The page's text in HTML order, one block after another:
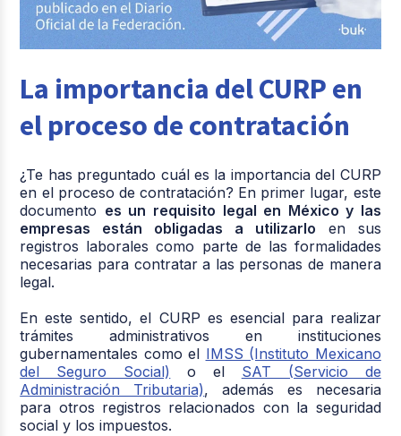
La importancia del CURP en
el proceso de contratación
¿Te has preguntado cuál es la importancia del CURP
en el proceso de contratación? En primer lugar, este
documento es un requisito legal en México y las
empresas están obligadas a utilizarlo en sus
registros laborales como parte de las formalidades
necesarias para contratar a las personas de manera
legal.
En este sentido, el CURP es esencial para realizar
trámites administrativos en instituciones
gubernamentales como el IMSS (Instituto Mexicano
del Seguro Social)
o el SAT (Servicio de
Administración Tributaria), además es necesaria
para otros registros relacionados con la seguridad
social y los impuestos.